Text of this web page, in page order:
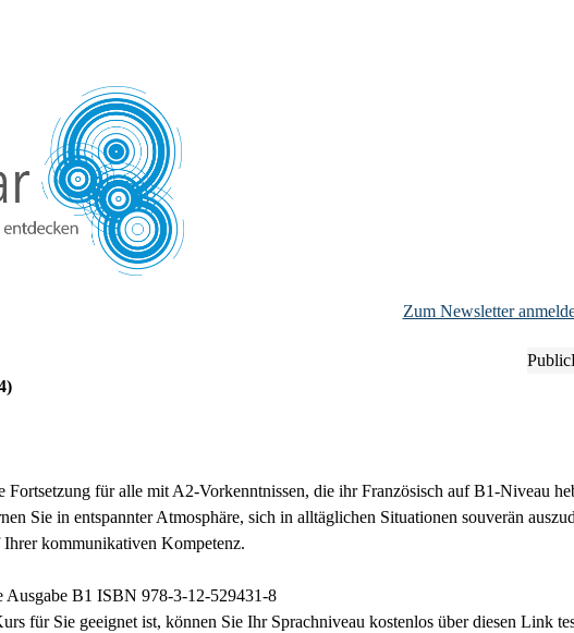
Zum Newsletter
Fortsetzung für alle mit A2-Vorkenntnissen, die ihr Französisch auf B1-Niveau
Sie in entspannter Atmosphäre, sich in alltäglichen Situationen souverän
kommunikativen Kompetenz.
Ausgabe B1 ISBN 978-3-12-529431-8
für Sie geeignet ist, können Sie Ihr Sprachniveau kostenlos über diesen Link